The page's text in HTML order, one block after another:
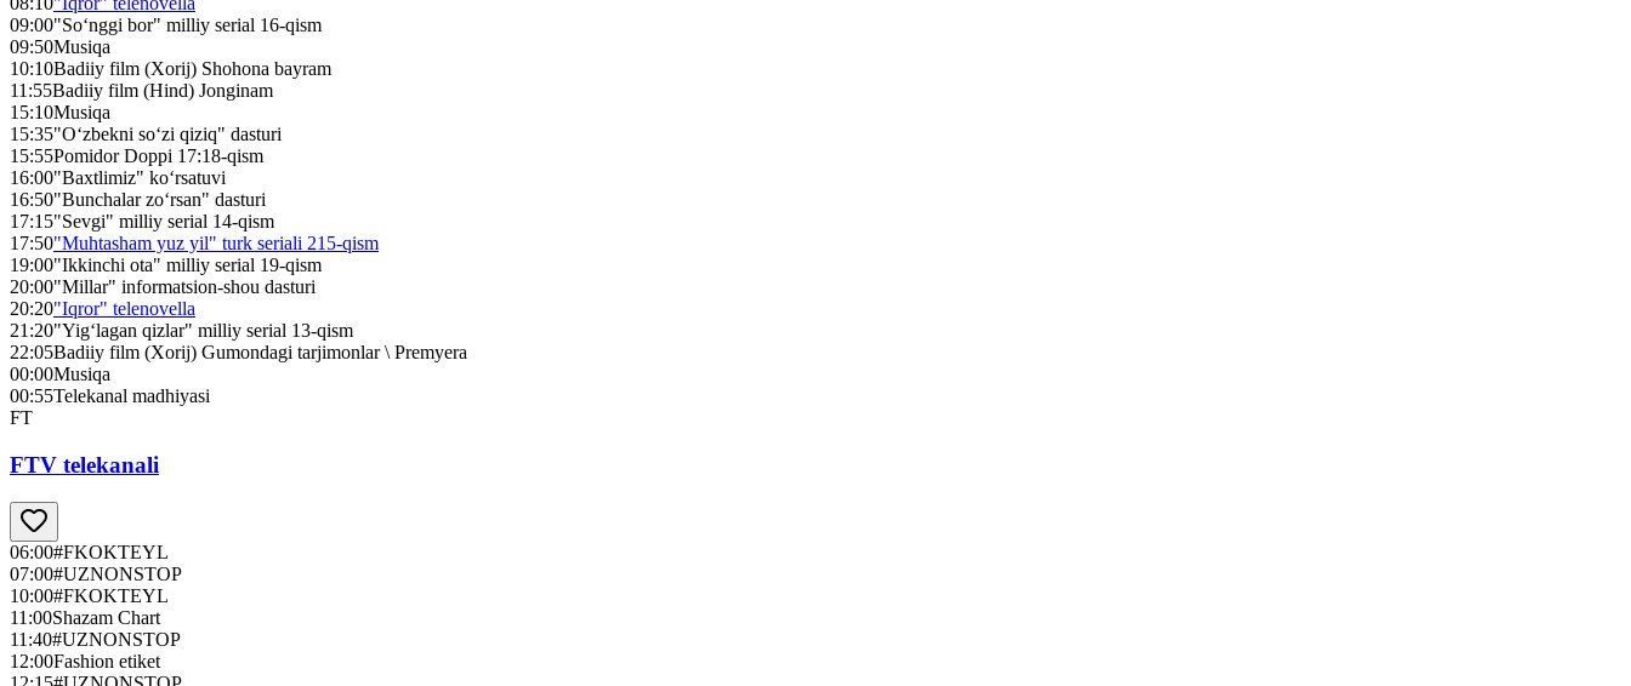
09:00"So‘nggi bor" milliy serial 16-qism
09:50Musiqa
10:10Badiiy film (Xorij) Shohona bayram
11:55Badiiy film (Hind) Jonginam
15:10Musiqa
15:35"O‘zbekni so‘zi qiziq" dasturi
15:55Pomidor Doppi 17:18-qism
16:00"Baxtlimiz" ko‘rsatuvi
16:50"Bunchalar zo‘rsan" dasturi
17:15"Sevgi" milliy serial 14-qism
17:50"Muhtasham yuz yil" turk seriali 215-qism
19:00"Ikkinchi ota" milliy serial 19-qism
20:00"Millar" informatsion-shou dasturi
20:20"Iqror" telenovella
21:20"Yig‘lagan qizlar" milliy serial 13-qism
22:05Badiiy film (Xorij) Gumondagi tarjimonlar \ Premyera
00:00Musiqa
00:55Telekanal madhiyasi
FT
FTV telekanali
06:00#FKOKTEYL
07:00#UZNONSTOP
10:00#FKOKTEYL
11:00Shazam Chart
11:40#UZNONSTOP
12:00Fashion etiket